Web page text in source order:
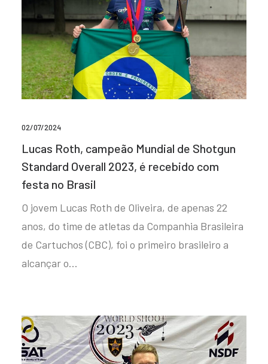
02/07/2024
Lucas Roth, campeão Mundial de Shotgun
Standard Overall 2023, é recebido com
festa no Brasil
O jovem Lucas Roth de Oliveira, de apenas 22
anos, do time de atletas da Companhia Brasileira
de Cartuchos (CBC), foi o primeiro brasileiro a
alcançar o…